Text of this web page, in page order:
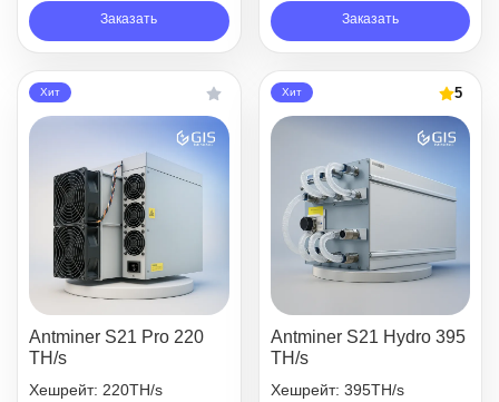
Заказать Заказать
Хит
Antminer S21 Pro 220
TH/s
Хешрейт: 220TH/s
5
Хит
Antminer S21 Hydro 395
TH/s
Хешрейт: 395TH/s